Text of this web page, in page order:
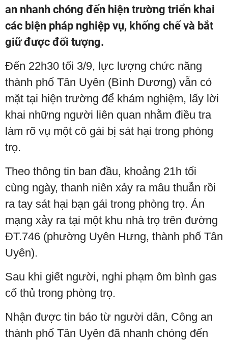
an nhanh chóng đến hiện trường triển khai
các biện pháp nghiệp vụ, khống chế và bắt
giữ được đối tượng.
Đến 22h30 tối 3/9, lực lượng chức năng
thành phố Tân Uyên (Bình Dương) vẫn có
mặt tại hiện trường để khám nghiệm, lấy lời
khai những người liên quan nhằm điều tra
làm rõ vụ một cô gái bị sát hại trong phòng
trọ.
Theo thông tin ban đầu, khoảng 21h tối
cùng ngày, thanh niên xảy ra mâu thuẫn rồi
ra tay sát hại bạn gái trong phòng trọ. Án
mạng xảy ra tại một khu nhà trọ trên đường
ĐT.746 (phường Uyên Hưng, thành phố Tân
Uyên).
Sau khi giết người, nghi phạm ôm bình gas
cố thủ trong phòng trọ.
Nhận được tin báo từ người dân, Công an
thành phố Tân Uyên đã nhanh chóng đến